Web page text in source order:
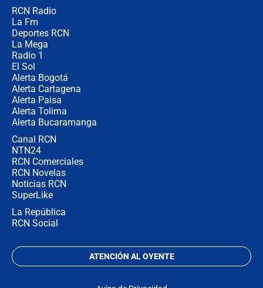
RCN Radio
La Fm
Deportes RCN
La Mega
Radio 1
El Sol
Alerta Bogotá
Alerta Cartagena
Alerta Paisa
Alerta Tolima
Alerta Bucaramanga
Canal RCN
NTN24
RCN Comerciales
RCN Novelas
Noticias RCN
SuperLike
La República
RCN Social
ATENCIÓN AL OYENTE